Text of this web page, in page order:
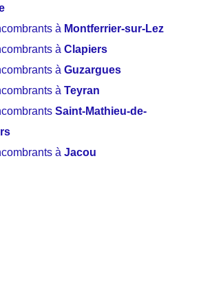
à Montferrier-sur-Lez
àClapiers
àGuzargues
àTeyran
Saint-Mathieu-de-
àJacou